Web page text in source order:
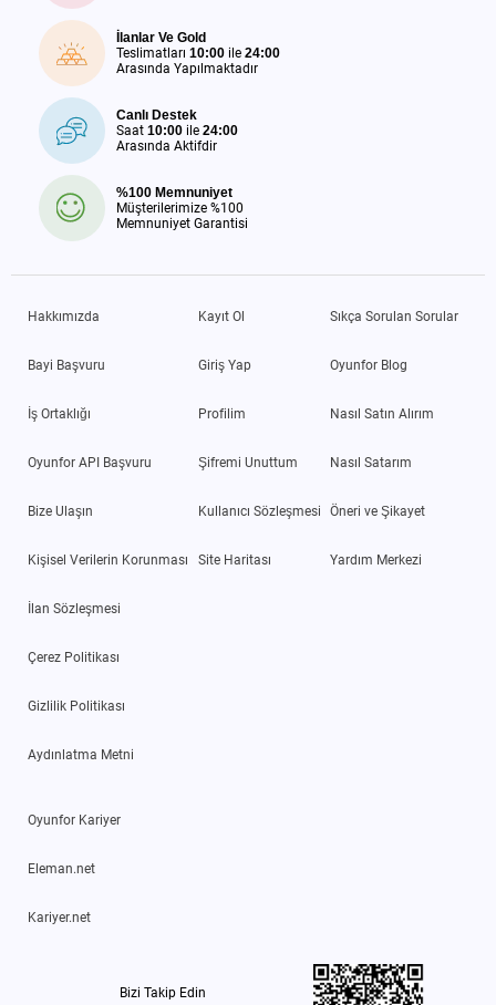
İlanlar Ve Gold
Teslimatları 10:00 ile 24:00
Arasında Yapılmaktadır
Canlı Destek
Saat 10:00 ile 24:00
Arasında Aktifdir
%100 Memnuniyet
Müşterilerimize %100
Memnuniyet Garantisi
Hakkımızda
Bayi Başvuru
İş Ortaklığı
Oyunfor API Başvuru
Bize Ulaşın
Kişisel Verilerin Korunması
İlan Sözleşmesi
Çerez Politikası
Gizlilik Politikası
Aydınlatma Metni
Kayıt Ol
Giriş Yap
Profilim
Şifremi Unuttum
Kullanıcı Sözleşmesi
Site Haritası
Sıkça Sorulan Sorular
Oyunfor Blog
Nasıl Satın Alırım
Nasıl Satarım
Öneri ve Şikayet
Yardım Merkezi
Oyunfor Kariyer
Eleman.net
Kariyer.net
Bizi Takip Edin